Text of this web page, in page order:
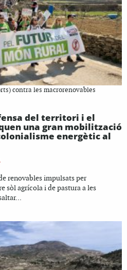
contra les macrorenovables
del territori i el
una gran mobilització
energètic al
renovables impulsats per
sòl agrícola i de pastura a les